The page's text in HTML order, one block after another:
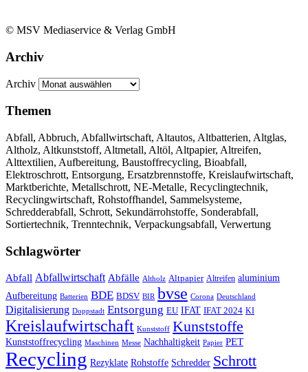
© MSV Mediaservice & Verlag GmbH
Archiv
Archiv
Themen
Abfall, Abbruch, Abfallwirtschaft, Altautos, Altbatterien, Altglas,
Altholz, Altkunststoff, Altmetall, Altöl, Altpapier, Altreifen,
Alttextilien, Aufbereitung, Baustoffrecycling, Bioabfall,
Elektroschrott, Entsorgung, Ersatzbrennstoffe, Kreislaufwirtschaft,
Marktberichte, Metallschrott, NE-Metalle, Recyclingtechnik,
Recyclingwirtschaft, Rohstoffhandel, Sammelsysteme,
Schredderabfall, Schrott, Sekundärrohstoffe, Sonderabfall,
Sortiertechnik, Trenntechnik, Verpackungsabfall, Verwertung
Schlagwörter
Abfall Abfallwirtschaft Abfälle Altholz Altpapier Altreifen aluminium
Aufbereitung Batterien BDE BDSV BIR bvse Corona Deutschland
Digitalisierung Doppstadt Entsorgung EU IFAT IFAT 2024 KI
Kreislaufwirtschaft Kunststoff Kunststoffe
Kunststoffrecycling Maschinen Messe Nachhaltigkeit Papier PET
Recycling Rezyklate Rohstoffe Schredder Schrott